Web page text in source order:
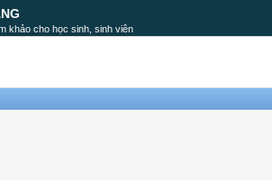
khảo cho học sinh, sinh viên